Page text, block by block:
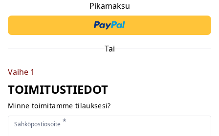
Pikamaksu
Tai
Vaihe 1
TOIMITUSTIEDOT
Minne toimitamme tilauksesi?
Sähköpostiosoite *